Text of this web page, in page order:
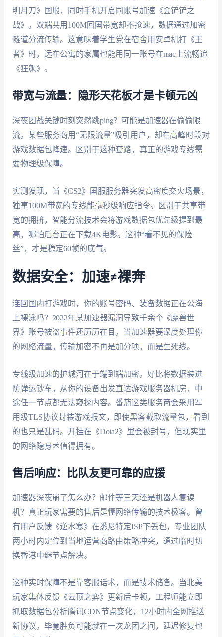
明月刀》国服，同时手机开启同账号加速《金铲铲之
战》。双端共用100M回国带宽却不抢速，数据通过加密
隧道分流传输。这意味着学生党在宿舍用安卓机打《王
者》时，远在公寓的家属也能用同一账号在mac上流畅追
《狂飙》。
带宽与流量：隐形天花板才是卡顿元凶
深夜团战关键时刻突然跳ping？可能是加速器在偷偷限
流。某些服务商用“无限流量”吸引用户，却在高峰时段对
游戏数据包降速。区别于这种套路，真正的游戏专线需
要物理级保障。
实测发现，当《CS2》国服服务器突发高密度交火场景，
独享100M带宽的专线能毫秒级响应指令。区别于共享带
宽的拥挤，智能分流技术会将游戏数据包优先级提到最
高，哪怕后台正在下载4K电影。这种“看不见的保险
丝”，才是稳定60帧的底气。
数据安全：加速≠裸奔
连回国内打游戏时，你的账号密码、装备数据正在公海
上裸泳吗？2022年某加速器漏洞导致千余个《魔兽世
界》账号被盗事件还历历在目。当加速器要深度处理你
的网络流量，传输加密不再是加分项，而是生死线。
专线级加速的护城河在于端到端加密。好比将数据装进
防弹运钞车，从你的设备出发直达游戏服务器机房，中
途任一节点都无法窥探内容。番茄这类服务商会采用军
用级TLS协议封装游戏报文，即使黑客截取流量包，看到
的也只是乱码。开挂在《Dota2》里会被封号，但现实里
的网络隐身术值得拥有。
售后响应：比队友更可靠的应援
加速器深夜崩了怎么办？邮件等三天还是机器人复读
机？真正玩家需要的售后是懂网络传输的技术极客。曾
有用户反馈《逆水寒》在悉尼特定ISP下丢包，专业团队
两小时内定位到当地运营商路由策略冲突，通过临时切
换香港中继节点解决。
这种实时保障不是靠客服话术，而是技术储备。当北美
玩家集体反馈《云顶之弈》更新后卡顿，工程师能立即
抓取数据包分析腾讯CDN节点变化，12小时内全网推送
新协议。毕竟胜负可能就在一次龙团之间，延迟修复也